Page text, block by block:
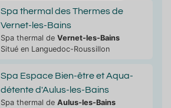
Spa thermal des Thermes de
Vernet-les-Bains
Spa thermal de Vernet-les-Bains
Situé en Languedoc-Roussillon
Spa Espace Bien-être et Aqua-
détente d'Aulus-les-Bains
Spa thermal de Aulus-les-Bains